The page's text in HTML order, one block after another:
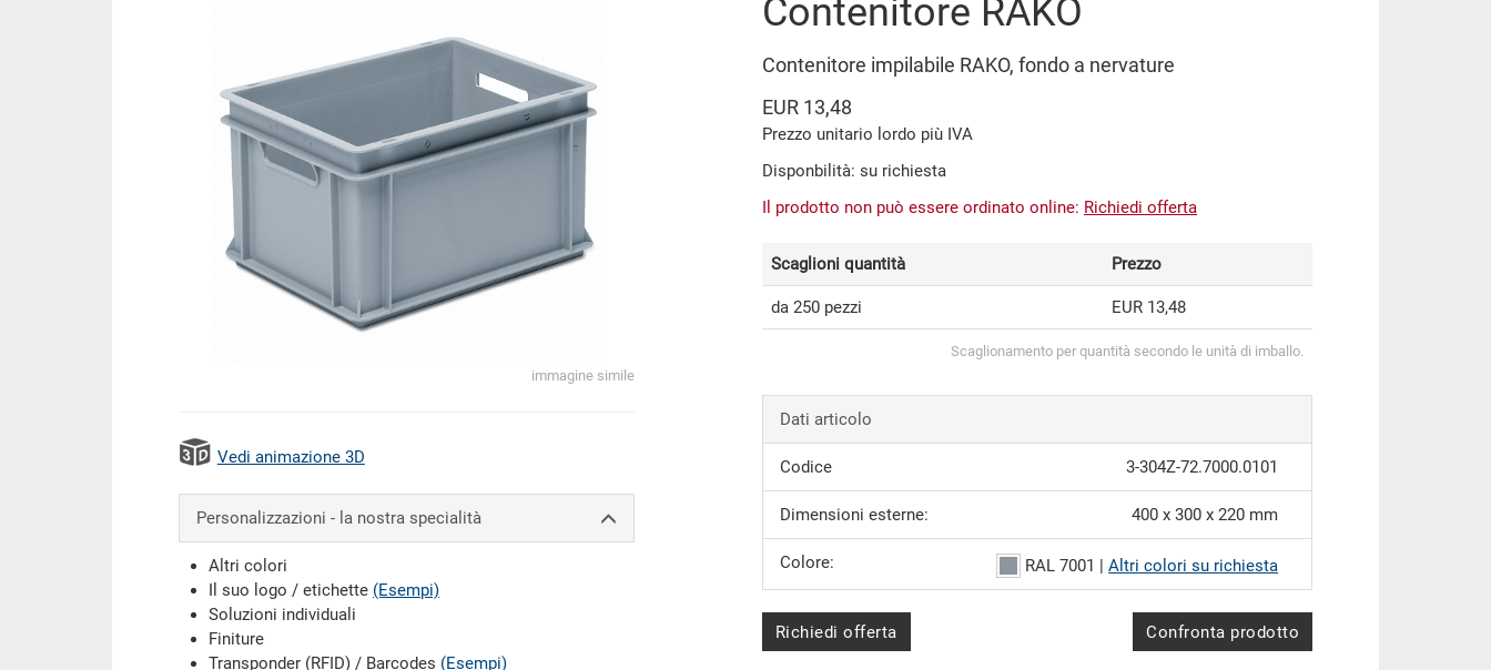
immagine simile
Vedi animazione 3D
Personalizzazioni - la nostra specialità
Altri colori
Il suo logo / etichette (Esempi)
Soluzioni individuali
Finiture
Transponder (RFID) / Barcodes (Esempi)
Contenitore RAKO
Contenitore impilabile RAKO, fondo a nervature
EUR 13,48
Prezzo unitario lordo più IVA
Disponbilità: su richiesta
Il prodotto non può essere ordinato online: Richiedi offerta
Scaglioni quantità Prezzo
da 250 pezzi EUR 13,48
Scaglionamento per quantità secondo le unità di imballo.
Dati articolo
Codice 3-304Z-72.7000.0101
Dimensioni esterne: 400 x 300 x 220 mm
Colore: RAL 7001 |Altri colori su richiesta
Richiedi offerta Confronta prodotto